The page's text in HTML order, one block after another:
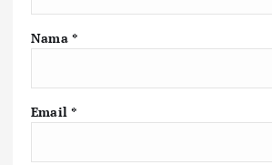
Nama *
Email *